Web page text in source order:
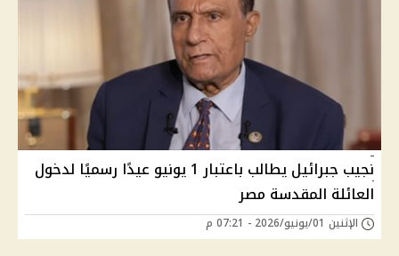
نجيب جبرائيل يطالب باعتبار 1 يونيو عيدًا رسميًا لدخول
العائلة المقدسة مصر
الإثنين 01/يونيو/2026 - 07:21 م